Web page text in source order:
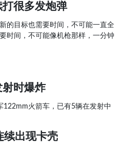
很多发炮弹
的目标也需要时间，不可能一直全
时间，不可能像机枪那样，一分钟
时爆炸
122mm火箭车，已有5辆在发射中
续出现卡壳